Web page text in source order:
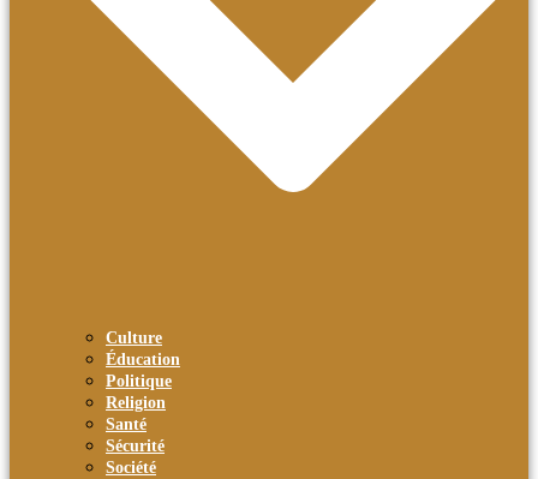
Culture
Éducation
Politique
Religion
Santé
Sécurité
Société